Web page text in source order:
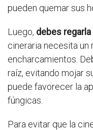
pueden quemar sus
Luego, debes
cineraria necesita un
encharcamientos.
raíz, evitando mojar
puede favorecer la
fúngicas.
Para evitar que la